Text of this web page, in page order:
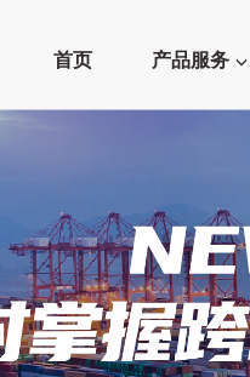
首页 产品服务